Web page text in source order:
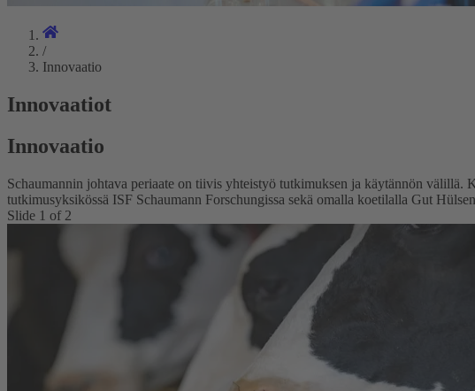
/
Innovaatio
Innovaatiot
Innovaatio
Schaumannin johtava periaate on tiivis yhteistyö tutkimuksen ja käytännön välillä.
tutkimusyksikössä ISF Schaumann Forschungissa sekä omalla koetilalla Gut
Slide 1 of 2